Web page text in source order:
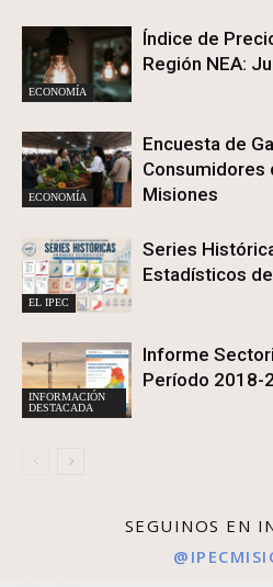
ECONOMÍA
Índice de
Región NEA:
ECONOMÍA
Encuesta de
Consumidores
Misiones
EL IPEC
Series
Estadísticos
INFORMACIÓN
DESTACADA
Informe
Período 2018-
SEGUINOS EN